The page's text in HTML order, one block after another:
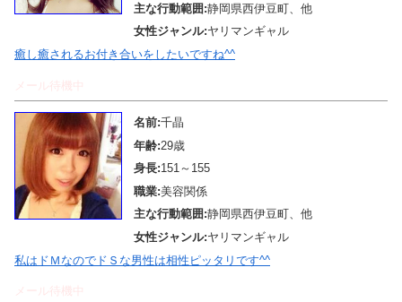
主な行動範囲:静岡県西伊豆町、他
女性ジャンル:ヤリマンギャル
癒し癒されるお付き合いをしたいですね^^
メール待機中
名前:千晶
年齢:29歳
身長:151～155
職業:美容関係
主な行動範囲:静岡県西伊豆町、他
女性ジャンル:ヤリマンギャル
私はドＭなのでドＳな男性は相性ピッタリです^^
メール待機中